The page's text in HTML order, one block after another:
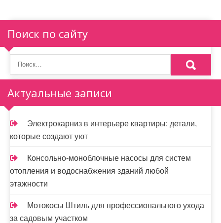
и
я
п
о
з
а
п
и
с
я
м
Поиск по сайту
Актуальные записи
Электрокарниз в интерьере квартиры: детали,
которые создают уют
Консольно-моноблочные насосы для систем
отопления и водоснабжения зданий любой
этажности
Мотокосы Штиль для профессионального ухода
за садовым участком